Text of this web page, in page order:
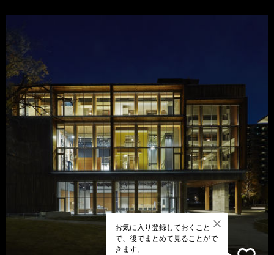
お気に入り登録しておくこと
で、後でまとめて見ることがで
きます。